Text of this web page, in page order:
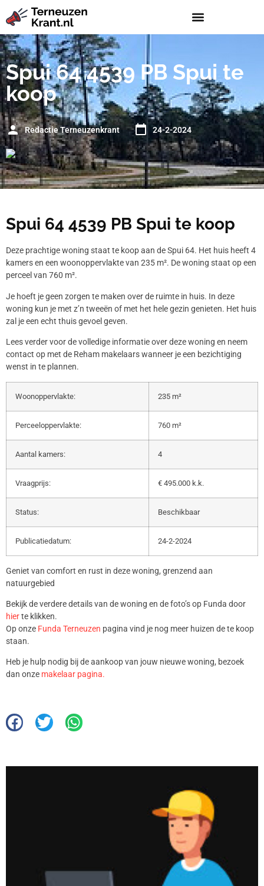
Spui 64 4539 PB Spui te
koop
Redactie Terneuzenkrant 24-2-2024
Spui 64 4539 PB Spui te koop
Deze prachtige woning staat te koop aan de Spui 64. Het huis heeft 4
kamers en een woonoppervlakte van 235 m². De woning staat op een
perceel van 760 m².
Je hoeft je geen zorgen te maken over de ruimte in huis. In deze
woning kun je met z’n tweeën of met het hele gezin genieten. Het huis
zal je een echt thuis gevoel geven.
Lees verder voor de volledige informatie over deze woning en neem
contact op met de Reham makelaars wanneer je een bezichtiging
wenst in te plannen.
Woonoppervlakte: 235 m²
Perceeloppervlakte: 760 m²
Aantal kamers: 4
Vraagprijs: € 495.000 k.k.
Status: Beschikbaar
Publicatiedatum: 24-2-2024
Geniet van comfort en rust in deze woning, grenzend aan
natuurgebied
Bekijk de verdere details van de woning en de foto’s op Funda door
hierte klikken.
Op onze Funda Terneuzen pagina vind je nog meer huizen de te koop
staan.
Heb je hulp nodig bij de aankoop van jouw nieuwe woning, bezoek
dan onze makelaar pagina.